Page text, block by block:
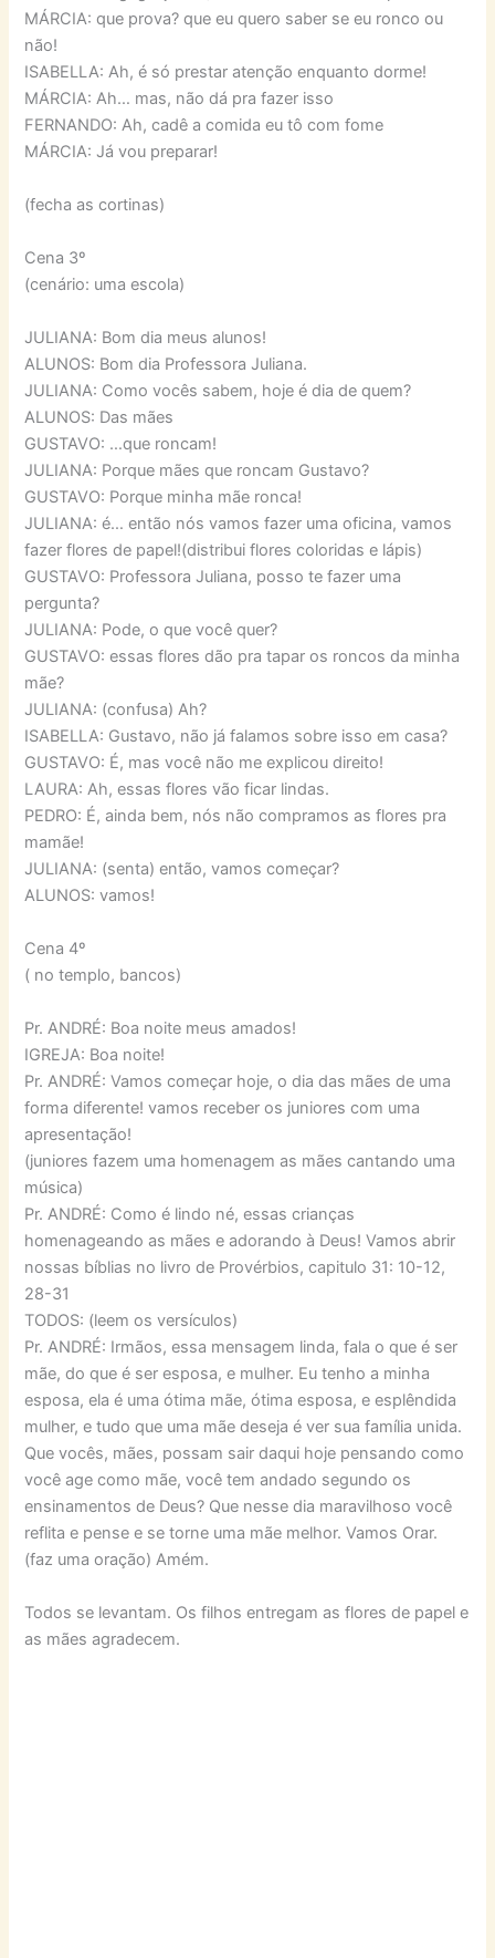
MÁRCIA: que prova? que eu quero saber se eu ronco ou
não!
ISABELLA: Ah, é só prestar atenção enquanto dorme!
MÁRCIA: Ah… mas, não dá pra fazer isso
FERNANDO: Ah, cadê a comida eu tô com fome
MÁRCIA: Já vou preparar!
(fecha as cortinas)
Cena 3º
(cenário: uma escola)
JULIANA: Bom dia meus alunos!
ALUNOS: Bom dia Professora Juliana.
JULIANA: Como vocês sabem, hoje é dia de quem?
ALUNOS: Das mães
GUSTAVO: …que roncam!
JULIANA: Porque mães que roncam Gustavo?
GUSTAVO: Porque minha mãe ronca!
JULIANA: é… então nós vamos fazer uma oficina, vamos
fazer flores de papel!(distribui flores coloridas e lápis)
GUSTAVO: Professora Juliana, posso te fazer uma
pergunta?
JULIANA: Pode, o que você quer?
GUSTAVO: essas flores dão pra tapar os roncos da minha
mãe?
JULIANA: (confusa) Ah?
ISABELLA: Gustavo, não já falamos sobre isso em casa?
GUSTAVO: É, mas você não me explicou direito!
LAURA: Ah, essas flores vão ficar lindas.
PEDRO: É, ainda bem, nós não compramos as flores pra
mamãe!
JULIANA: (senta) então, vamos começar?
ALUNOS: vamos!
Cena 4º
( no templo, bancos)
Pr. ANDRÉ: Boa noite meus amados!
IGREJA: Boa noite!
Pr. ANDRÉ: Vamos começar hoje, o dia das mães de uma
forma diferente! vamos receber os juniores com uma
apresentação!
(juniores fazem uma homenagem as mães cantando uma
música)
Pr. ANDRÉ: Como é lindo né, essas crianças
homenageando as mães e adorando à Deus! Vamos abrir
nossas bíblias no livro de Provérbios, capitulo 31: 10-12,
28-31
TODOS: (leem os versículos)
Pr. ANDRÉ: Irmãos, essa mensagem linda, fala o que é ser
mãe, do que é ser esposa, e mulher. Eu tenho a minha
esposa, ela é uma ótima mãe, ótima esposa, e esplêndida
mulher, e tudo que uma mãe deseja é ver sua família unida.
Que vocês, mães, possam sair daqui hoje pensando como
você age como mãe, você tem andado segundo os
ensinamentos de Deus? Que nesse dia maravilhoso você
reflita e pense e se torne uma mãe melhor. Vamos Orar.
(faz uma oração) Amém.
Todos se levantam. Os filhos entregam as flores de papel e
as mães agradecem.